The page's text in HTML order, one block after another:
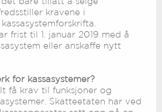
kravene i
frist til 1. januar 2019 med å
eller anskaffe nytt
for kassasystemer?
få krav til funksjoner og
Skatteetaten har ved